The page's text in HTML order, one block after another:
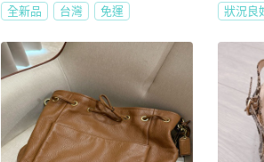
全新品 台灣 免運 狀況良